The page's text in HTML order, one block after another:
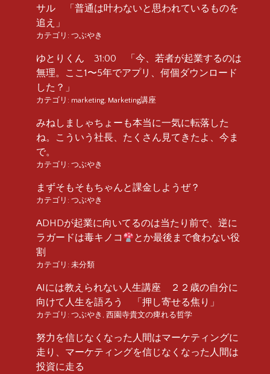
サル 「普通は叶わないと思われているものを
追え」
カテゴリ: つぶやき
ゆとりくん 31:00 「今、若者が起業するのは
無理。ここ1〜5年でアプリ、何個ダウンロード
した？」
カテゴリ: marketing, Marketing講座
みねしましゃちょーも本当に一気に転落した
ね。こういう社長、たくさん見てきたよ、今ま
で。
カテゴリ: つぶやき
まずそもそもちゃんと課金しようぜ？
カテゴリ: つぶやき
ADHDが起業に向いてるのは当たり前で、逆に
ラガードは毒キノコ
とか最後まで食わない役
割
カテゴリ: 未分類
AIには教えられない人生講座 ２２歳の自分に
向けて人生を語ろう 「押し寄せる焦り」
カテゴリ: つぶやき , 西園寺貴文の痺れる哲学
努力を信じなくなった人間はマーケティングに
走り、マーケティングを信じなくなった人間は
投資に走る